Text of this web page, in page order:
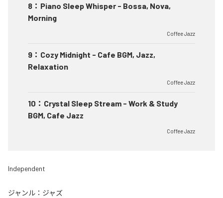
8 ： Piano Sleep Whisper - Bossa, Nova,
Morning
Coffee Jazz
9 ： Cozy Midnight - Cafe BGM, Jazz,
Relaxation
Coffee Jazz
10 ： Crystal Sleep Stream - Work & Study
BGM, Cafe Jazz
Coffee Jazz
Independent
ジャンル： ジャズ